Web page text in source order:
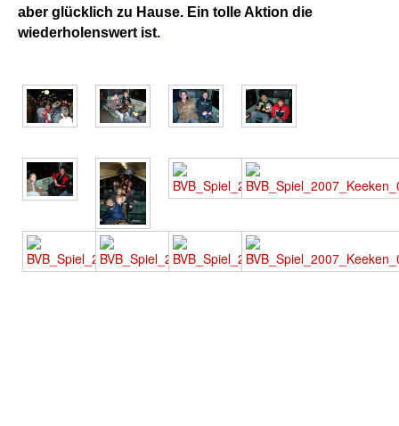
aber glücklich zu Hause. Ein tolle Aktion die
wiederholenswert ist.